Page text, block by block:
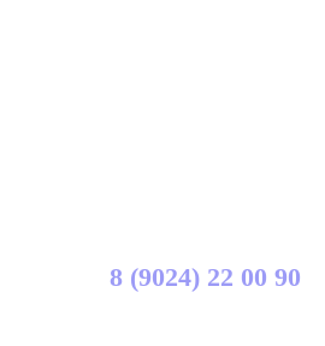
8 (9024) 22 00 90